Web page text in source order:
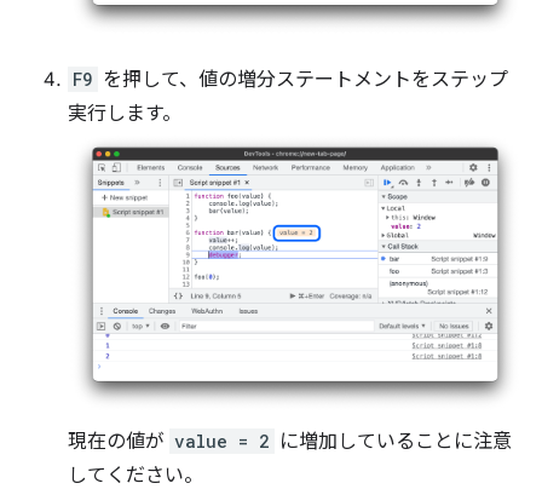
F9 を押して、値の増分ステートメントをステップ
実行します。
現在の値が value = 2 に増加していることに注意
してください。